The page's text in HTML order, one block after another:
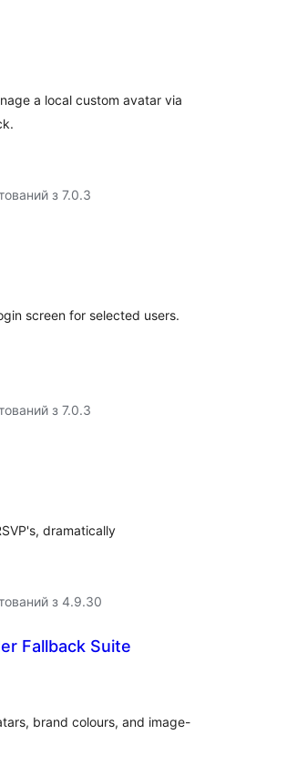
a local custom avatar via
з 7.0.3
screen for selected users.
з 7.0.3
dramatically
з 4.9.30
Fallback Suite
brand colours, and image-